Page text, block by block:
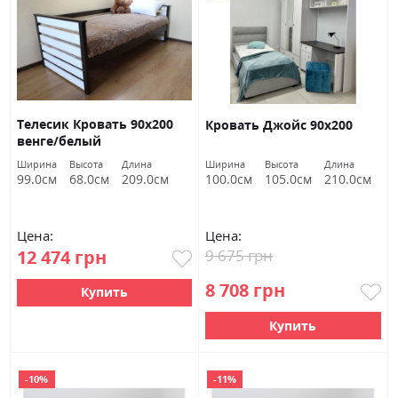
Телесик Кровать 90х200
венге/белый
Ширина
99.0см
Высота
68.0см
Длина
209.0см
Цена:
12 474 грн
Купить
Кровать Джойс 90х200
Ширина
100.0см
Высота
105.0см
Длина
210.0см
Цена:
8 708 грн
9 675 грн
Купить
-10% -11%